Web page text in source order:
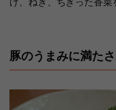
豚のうまみに満た